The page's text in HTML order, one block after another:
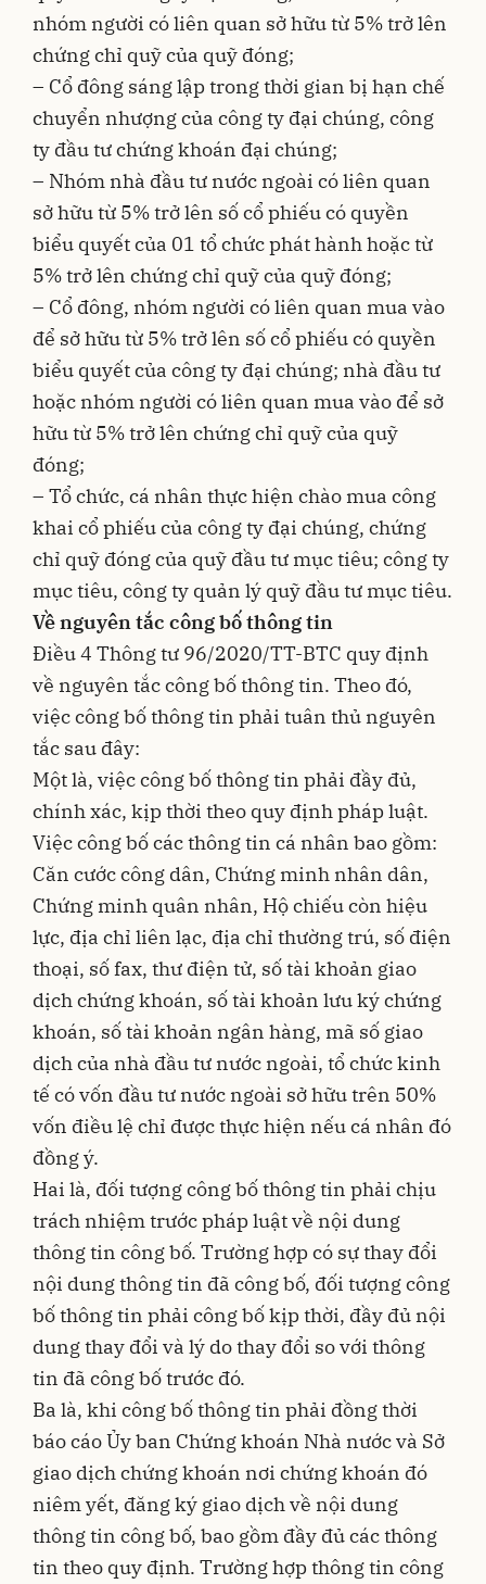
nhóm người có liên quan sở hữu từ 5% trở lên
chứng chỉ quỹ của quỹ đóng;
– Cổ đông sáng lập trong thời gian bị hạn chế
chuyển nhượng của công ty đại chúng, công
ty đầu tư chứng khoán đại chúng;
– Nhóm nhà đầu tư nước ngoài có liên quan
sở hữu từ 5% trở lên số cổ phiếu có quyền
biểu quyết của 01 tổ chức phát hành hoặc từ
5% trở lên chứng chỉ quỹ của quỹ đóng;
– Cổ đông, nhóm người có liên quan mua vào
để sở hữu từ 5% trở lên số cổ phiếu có quyền
biểu quyết của công ty đại chúng; nhà đầu tư
hoặc nhóm người có liên quan mua vào để sở
hữu từ 5% trở lên chứng chỉ quỹ của quỹ
đóng;
– Tổ chức, cá nhân thực hiện chào mua công
khai cổ phiếu của công ty đại chúng, chứng
chỉ quỹ đóng của quỹ đầu tư mục tiêu; công ty
mục tiêu, công ty quản lý quỹ đầu tư mục tiêu.
Về nguyên tắc công bố thông tin
Điều 4 Thông tư 96/2020/TT-BTC quy định
về nguyên tắc công bố thông tin. Theo đó,
việc công bố thông tin phải tuân thủ nguyên
tắc sau đây:
Một là, việc công bố thông tin phải đầy đủ,
chính xác, kịp thời theo quy định pháp luật.
Việc công bố các thông tin cá nhân bao gồm:
Căn cước công dân, Chứng minh nhân dân,
Chứng minh quân nhân, Hộ chiếu còn hiệu
lực, địa chỉ liên lạc, địa chỉ thường trú, số điện
thoại, số fax, thư điện tử, số tài khoản giao
dịch chứng khoán, số tài khoản lưu ký chứng
khoán, số tài khoản ngân hàng, mã số giao
dịch của nhà đầu tư nước ngoài, tổ chức kinh
tế có vốn đầu tư nước ngoài sở hữu trên 50%
vốn điều lệ chỉ được thực hiện nếu cá nhân đó
đồng ý.
Hai là, đối tượng công bố thông tin phải chịu
trách nhiệm trước pháp luật về nội dung
thông tin công bố. Trường hợp có sự thay đổi
nội dung thông tin đã công bố, đối tượng công
bố thông tin phải công bố kịp thời, đầy đủ nội
dung thay đổi và lý do thay đổi so với thông
tin đã công bố trước đó.
Ba là, khi công bố thông tin phải đồng thời
báo cáo Ủy ban Chứng khoán Nhà nước và Sở
giao dịch chứng khoán nơi chứng khoán đó
niêm yết, đăng ký giao dịch về nội dung
thông tin công bố, bao gồm đầy đủ các thông
tin theo quy định. Trường hợp thông tin công